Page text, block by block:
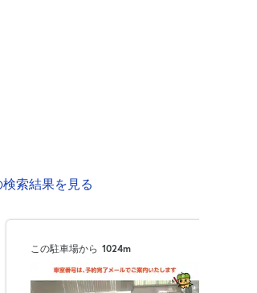
索結果を見る
この駐車場から 1024m